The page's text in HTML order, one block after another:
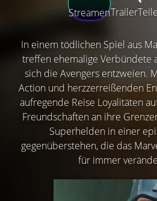
StreamenTrailer
In einem tödlichen Spiel aus
treffen ehemalige Verbündete
sich die Avengers entzweien.
Action und herzzerreißenden
aufregende Reise Loyalitäten
Freundschaften an ihre
Superhelden in einer
gegenüberstehen, die das
für immer